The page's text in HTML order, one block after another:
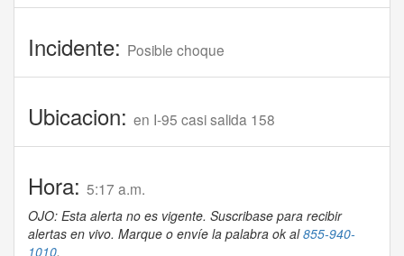
Incidente: Posible choque
Ubicacion: en I-95 casi salida 158
Hora: 5:17 a.m.
OJO: Esta alerta no es vigente. Suscribase para recibir
alertas en vivo. Marque o envíe la palabra ok al855-940-
1010.